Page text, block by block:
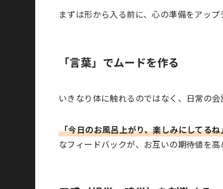
まずは形から入る前に、心の準備をアップ
「言葉」でムードを作る
いきなり体に触れるのではなく、日常の会
「今日のお風呂上がり、楽しみにしてる
なフィードバックが、お互いの期待値を高